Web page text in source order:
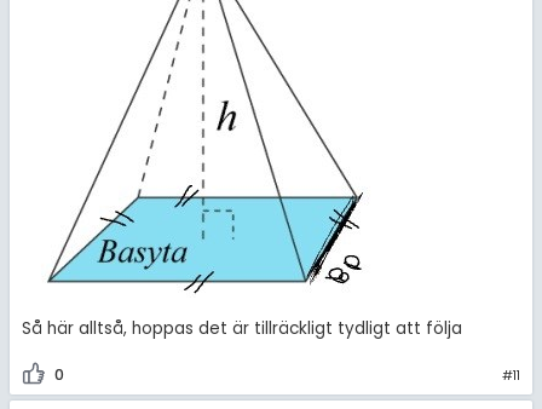
Så här alltså, hoppas det är tillräckligt tydligt att följa
0 #11